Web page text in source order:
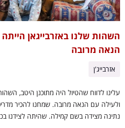
השהות שלנו באזרבייגאן
הנאה מרובה
אזרבייג'ן
עלינו לדווח שהטיול היה מתוכנן היטב,
ולעילה עם הנאה מרובה. שמחנו להכיר
נתינה מצידה בשם קמילה. שהיתה לצידנו